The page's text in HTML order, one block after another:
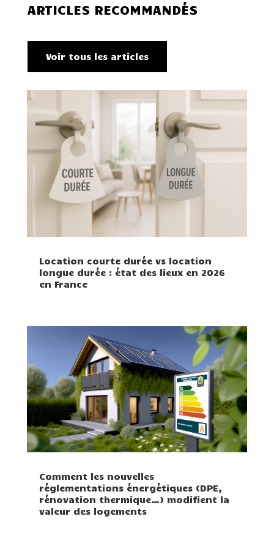
ARTICLES RECOMMANDÉS
Voir tous les articles
Location courte durée vs location
longue durée : état des lieux en 2026
en France
Comment les nouvelles
réglementations énergétiques (DPE,
rénovation thermique…) modifient la
valeur des logements